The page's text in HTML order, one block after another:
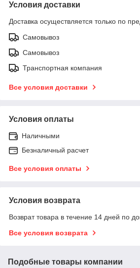
Условия доставки
Доставка осуществляется только по
Самовывоз
Самовывоз
Транспортная компания
Все условия доставки
Условия оплаты
Наличными
Безналичный расчет
Все условия оплаты
Условия возврата
Возврат товара в течение 14 дней по
Все условия возврата
Подобные товары компании